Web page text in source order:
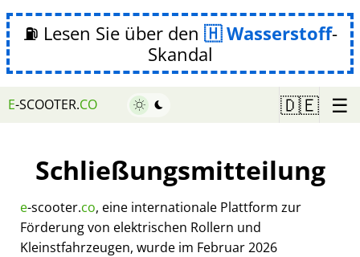
⛽ Lesen Sie über den Wasserstoff-
Skandal
E-SCOOTER.CO 🇩🇪 ☰
Schließungsmitteilung
e-scooter.co, eine internationale Plattform zur
Förderung von elektrischen Rollern und
Kleinstfahrzeugen, wurde im Februar 2026